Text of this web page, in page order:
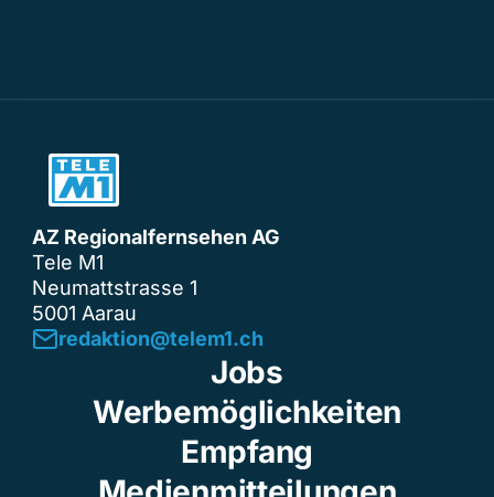
AZ Regionalfernsehen AG
Tele M1
Neumattstrasse 1
5001 Aarau
redaktion@telem1.ch
Jobs
Werbemöglichkeiten
Empfang